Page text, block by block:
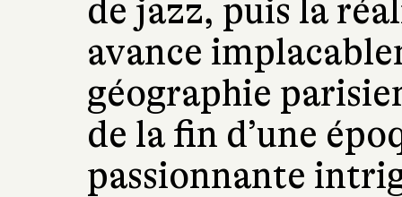
de jazz, puis la
avance
géographie
de la fin d’une
passionnante